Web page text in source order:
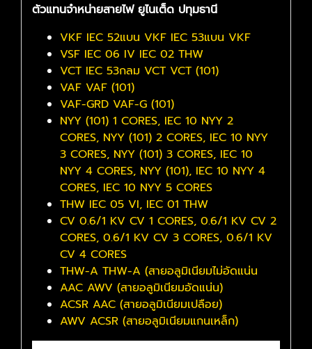
ตัวแทนจำหน่ายสายไฟ ยูไนเต็ด ปทุมธานี
VKF IEC 52แบน VKF IEC 53แบน VKF
VSF IEC 06 IV IEC 02 THW
VCT IEC 53กลม VCT VCT (101)
VAF VAF (101)
VAF-GRD VAF-G (101)
NYY (101) 1 CORES, IEC 10 NYY 2
CORES, NYY (101) 2 CORES, IEC 10 NYY
3 CORES, NYY (101) 3 CORES, IEC 10
NYY 4 CORES, NYY (101), IEC 10 NYY 4
CORES, IEC 10 NYY 5 CORES
THW IEC 05 VI, IEC 01 THW
CV 0.6/1 KV CV 1 CORES, 0.6/1 KV CV 2
CORES, 0.6/1 KV CV 3 CORES, 0.6/1 KV
CV 4 CORES
THW-A THW-A (สายอลูมิเนียมไม่อัดแน่น
AAC AWV (สายอลูมิเนียมอัดแน่น)
ACSR AAC (สายอลูมิเนียมเปลือย)
AWV ACSR (สายอลูมิเนียมแกนเหล็ก)